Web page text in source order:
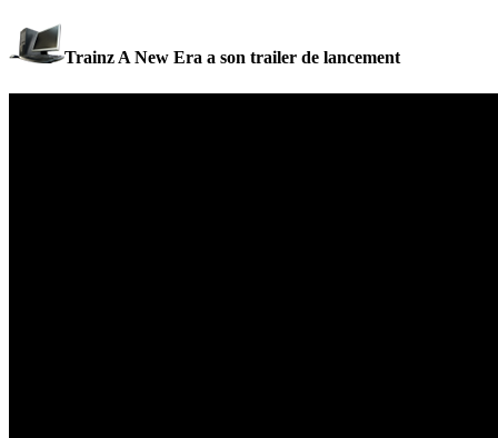
Trainz A New Era a son trailer de lancement